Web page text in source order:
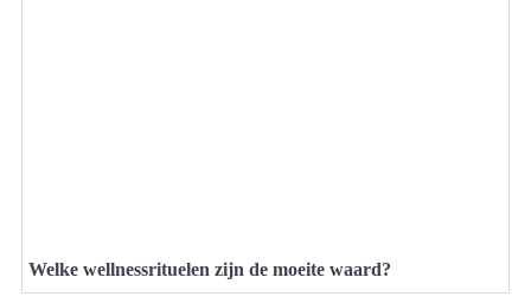
Welke wellnessrituelen zijn de moeite waard?